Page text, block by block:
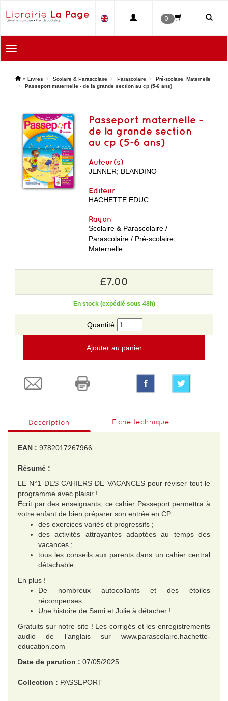
0
Toggle
navigation
' » Livres Scolaire & Parascolaire Parascolaire
Pré-scolaire, Maternelle
Passeport maternelle - de la grande section au cp (5-6 ans)
Passeport maternelle -
de la grande section
au cp (5-6 ans)
Auteur(s)
JENNER; BLANDINO
Editeur
HACHETTE EDUC
Rayon
Scolaire & Parascolaire /
Parascolaire / Pré-scolaire,
Maternelle
£7.00
En stock (expédié sous 48h)
Quantité
Ajouter au panier
Description Fiche technique
EAN : 9782017267966
Résumé :
LE N°1 DES CAHIERS DE VACANCES pour réviser tout le
programme avec plaisir !
Écrit par des enseignants, ce cahier Passeport permettra à
votre enfant de bien préparer son entrée en CP :
des exercices variés et progressifs ;
des activités attrayantes adaptées au temps des
vacances ;
tous les conseils aux parents dans un cahier central
détachable.
En plus !
De nombreux autocollants et des étoiles
récompenses.
Une histoire de Sami et Julie à détacher !
Gratuits sur notre site ! Les corrigés et les enregistrements
audio de l’anglais sur www.parascolaire.hachette-
education.com
Date de parution : 07/05/2025
Collection : PASSEPORT